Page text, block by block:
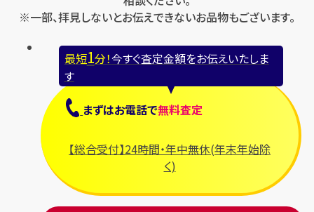
※一部、拝見しないとお伝えできないお品物もございます。
最短1分！今すぐ査定金額をお伝えいたしま
す
まずはお電話で無料査定
【総合受付】24時間・年中無休(年末年始除
く)